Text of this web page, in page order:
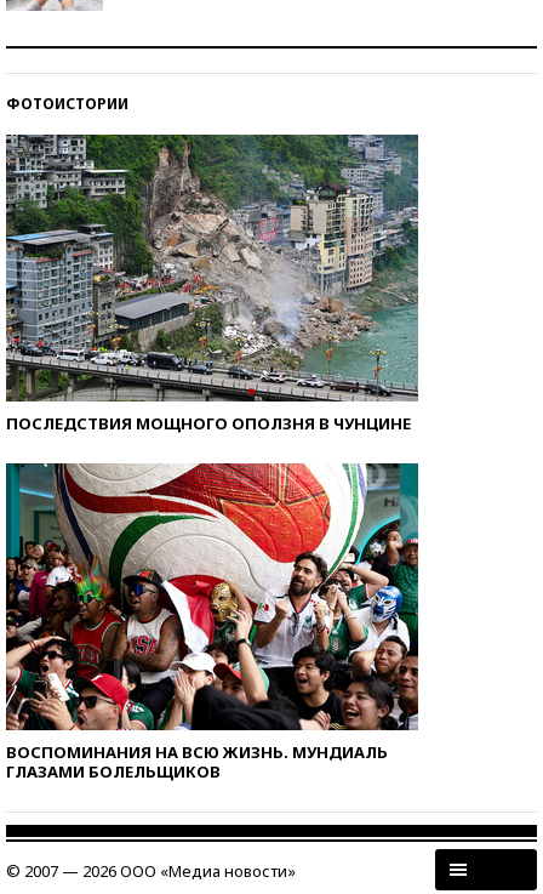
ФОТОИСТОРИИ
ПОСЛЕДСТВИЯ МОЩНОГО ОПОЛЗНЯ В ЧУНЦИНЕ
ВОСПОМИНАНИЯ НА ВСЮ ЖИЗНЬ. МУНДИАЛЬ
ГЛАЗАМИ БОЛЕЛЬЩИКОВ
© 2007 — 2026 ООО «Медиа новости»